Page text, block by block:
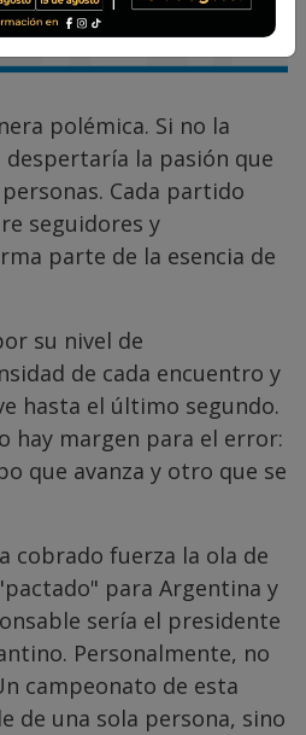
polémica. Si no la
la pasión que
Cada partido
seguidores y
parte de la esencia de
su nivel de
de cada encuentro y
hasta el último segundo.
hay margen para el error:
que avanza y otro que se
cobrado fuerza la ola de
para Argentina y
sería el presidente
Personalmente, no
campeonato de esta
de una sola persona, sino